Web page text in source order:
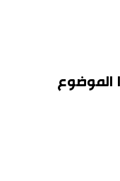
الموضوع